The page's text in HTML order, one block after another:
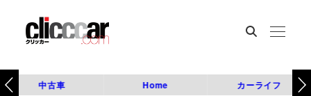
中古車 Home カーライフ